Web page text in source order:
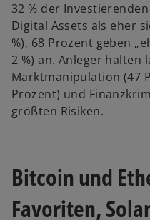
32 % der
Digital Assets als eher
%), 68 Prozent geben
2 %) an. Anleger halten
Marktmanipulation (47
Prozent) und
größten Risiken.
Bitcoin und
Favoriten,